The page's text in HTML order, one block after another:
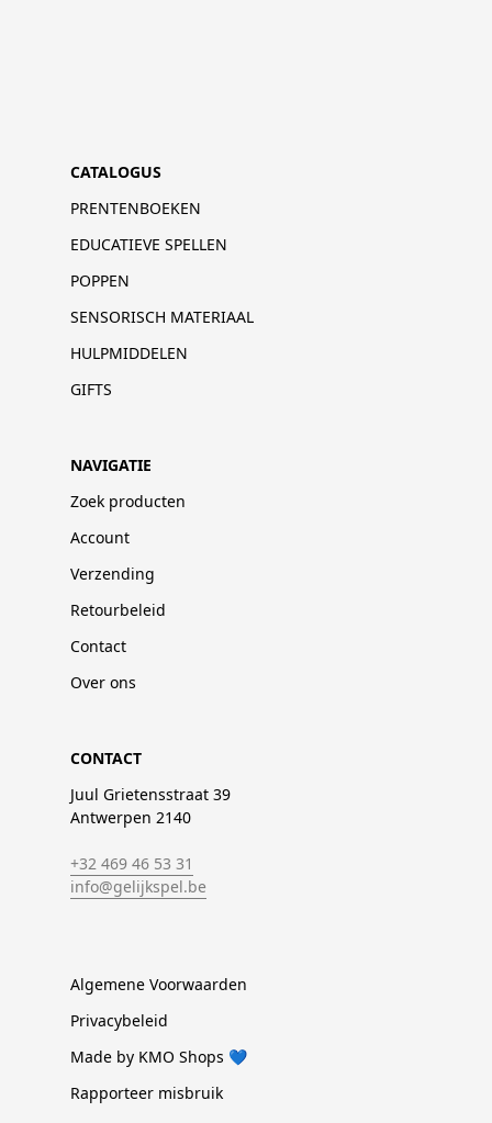
CATALOGUS
PRENTENBOEKEN
EDUCATIEVE SPELLEN
POPPEN
SENSORISCH MATERIAAL
HULPMIDDELEN
GIFTS
NAVIGATIE
Zoek producten
Account
Verzending
Retourbeleid
Contact
Over ons
CONTACT
Juul Grietensstraat 39
Antwerpen 2140
+32 469 46 53 31
info@gelijkspel.be
Algemene Voorwaarden
Privacybeleid
Made by KMO Shops 💙
Rapporteer misbruik